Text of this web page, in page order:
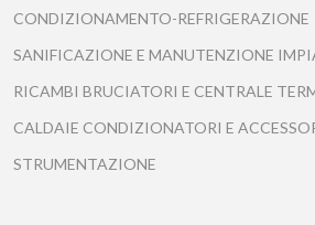
CONDIZIONAMENTO-REFRIGERAZIONE
SANIFICAZIONE E MANUTENZIONE
RICAMBI BRUCIATORI E CENTRALE
CALDAIE CONDIZIONATORI E
STRUMENTAZIONE